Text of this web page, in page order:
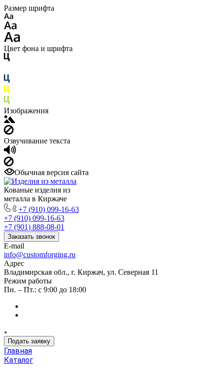
Размер шрифта
Цвет фона и шрифта
Изображения
Озвучивание текста
Обычная версия сайта
Кованые изделия из
металла в Киржаче
+7 (910) 099-16-63
+7 (910) 099-16-63
+7 (901) 888-08-01
Заказать звонок
E-mail
info@customforging.ru
Адрес
Владимирская обл., г. Киржач, ул. Северная 11
Режим работы
Пн. – Пт.: с 9:00 до 18:00
Подать заявку
Главная
Каталог